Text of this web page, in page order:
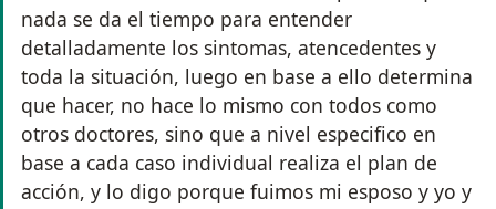
nada se da el tiempo para entender
detalladamente los sintomas, atencedentes y
toda la situación, luego en base a ello determina
que hacer, no hace lo mismo con todos como
otros doctores, sino que a nivel especifico en
base a cada caso individual realiza el plan de
acción, y lo digo porque fuimos mi esposo y yo y